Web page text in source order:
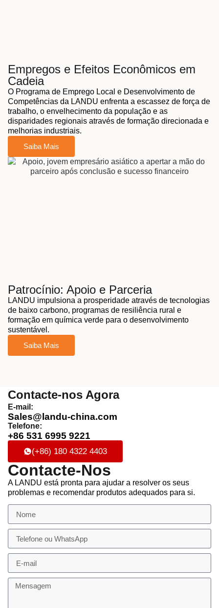
Empregos e Efeitos Econômicos em
Cadeia
O Programa de Emprego Local e Desenvolvimento de
Competências da LANDU enfrenta a escassez de força de
trabalho, o envelhecimento da população e as
disparidades regionais através de formação direcionada e
melhorias industriais.
Saiba Mais
Patrocínio: Apoio e Parceria
LANDU impulsiona a prosperidade através de tecnologias
de baixo carbono, programas de resiliência rural e
formação em química verde para o desenvolvimento
sustentável.
Saiba Mais
Contacte-nos Agora
E-mail:
Sales@landu-china.com
Telefone:
+86 531 6995 9221
(+86) 180 4322 4403
Contacte-Nos
A LANDU está pronta para ajudar a resolver os seus
problemas e recomendar produtos adequados para si.